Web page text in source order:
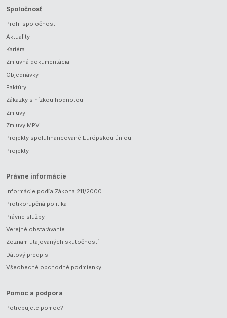
Spoločnosť
Profil spoločnosti
Aktuality
Kariéra
Zmluvná dokumentácia
Objednávky
Faktúry
Zákazky s nízkou hodnotou
Zmluvy
Zmluvy MPV
Projekty spolufinancované Európskou úniou
Projekty
Právne informácie
Informácie podľa Zákona 211/2000
Protikorupčná politika
Právne služby
Verejné obstarávanie
Zoznam utajovaných skutočností
Dátový predpis
Všeobecné obchodné podmienky
Pomoc a podpora
Potrebujete pomoc?